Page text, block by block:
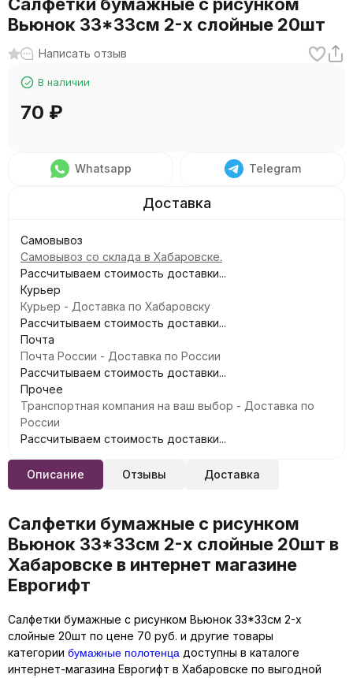
Вьюнок 33*33см 2-х слойные 20шт
Написать отзыв
В наличии
70 ₽
Whatsapp Telegram
Самовывоз
Самовывоз со склада в Хабаровске.
Рассчитываем стоимость доставки...
Курьер
Курьер - Доставка по Хабаровску
Рассчитываем стоимость доставки...
Почта
Почта России - Доставка по России
Рассчитываем стоимость доставки...
Прочее
Транспортная компания на ваш выбор - Доставка по
России
Рассчитываем стоимость доставки...
Описание Отзывы Доставка
Салфетки бумажные с рисунком
Вьюнок 33*33см 2-х слойные 20шт в
Хабаровске в интернет магазине
Еврогифт
Салфетки бумажные с рисунком Вьюнок 33*33см 2-х
слойные 20шт по цене 70 руб. и другие товары
категории бумажные полотенца доступны в каталоге
интернет-магазина Еврогифт в Хабаровске по выгодной